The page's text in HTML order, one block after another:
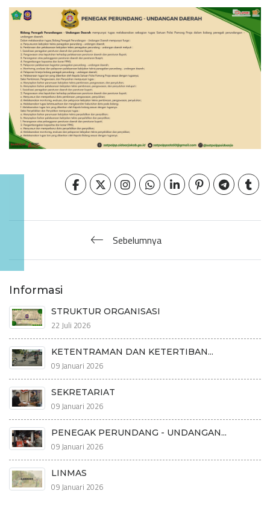
Sebelumnya
Informasi
STRUKTUR ORGANISASI
22 Juli 2026
KETENTRAMAN DAN KETERTIBAN...
09 Januari 2026
SEKRETARIAT
09 Januari 2026
PENEGAK PERUNDANG - UNDANGAN...
09 Januari 2026
LINMAS
09 Januari 2026